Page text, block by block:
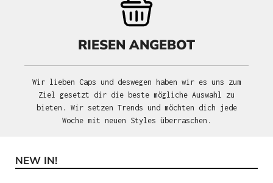
RIESEN ANGEBOT
Wir lieben Caps und deswegen haben wir es uns zum
Ziel gesetzt dir die beste mögliche Auswahl zu
bieten. Wir setzen Trends und möchten dich jede
Woche mit neuen Styles überraschen.
Produktgalerie überspringen
NEW IN!